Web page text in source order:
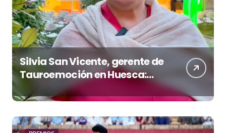
Silvia San Vicente, gerente de
Tauroemoción en Huesca:
«Todas las figuras del toreo
quieren venir a esta feria»